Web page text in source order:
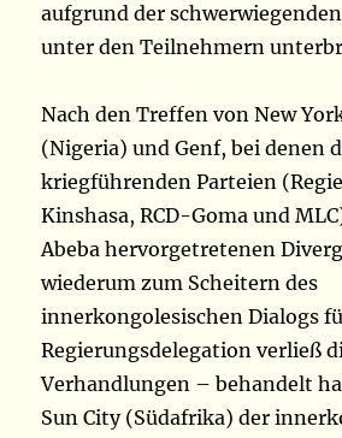
aufgrund der
unter den Teilnehmern
Nach den Treffen von New
(Nigeria) und Genf, bei denen
kriegführenden Parteien
Kinshasa, RCD-Goma und
Abeba hervorgetretenen
wiederum zum Scheitern des
innerkongolesischen Dialogs
Regierungsdelegation verließ
Verhandlungen – behandelt
Sun City (Südafrika) der